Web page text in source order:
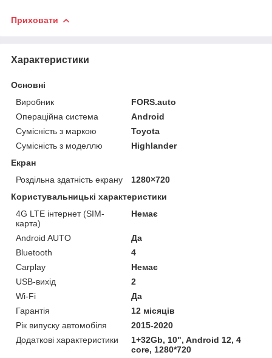
Приховати
Характеристики
Основні
Виробник
FORS.auto
Операційна система
Android
Сумісність з маркою
Toyota
Сумісність з моделлю
Highlander
Екран
Роздільна здатність екрану
1280×720
Користувальницькі характеристики
4G LTE інтернет (SIM-
карта)
Немає
Android AUTO
Да
Bluetooth
4
Carplay
Немає
USB-вихід
2
Wi-Fi
Да
Гарантія
12 місяців
Рік випуску автомобіля
2015-2020
Додаткові характеристики
1+32Gb, 10", Android 12, 4
core, 1280*720